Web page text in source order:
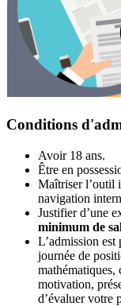
Conditions
Avoir 18 ans.
Être en
Maîtriser l’outil
navigation
Justifier d’une
minimum de
L’admission est
journée de
mathématiques,
motivation,
d’évaluer votre